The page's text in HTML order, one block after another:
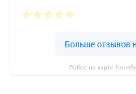
ЛоКос на карте